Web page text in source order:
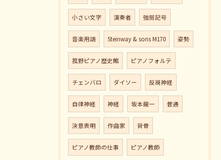
小さい文字 演奏者 強弱記号
音楽用語 Steinway & sons M170 姿勢
菰野ピアノ歴史館 ピアノフォルテ
チェンバロ ダイソー 反視神経
自律神経 神経 坂本龍一 普通
決意表明 作曲家 背骨
ピアノ教師の仕事 ピアノ教師